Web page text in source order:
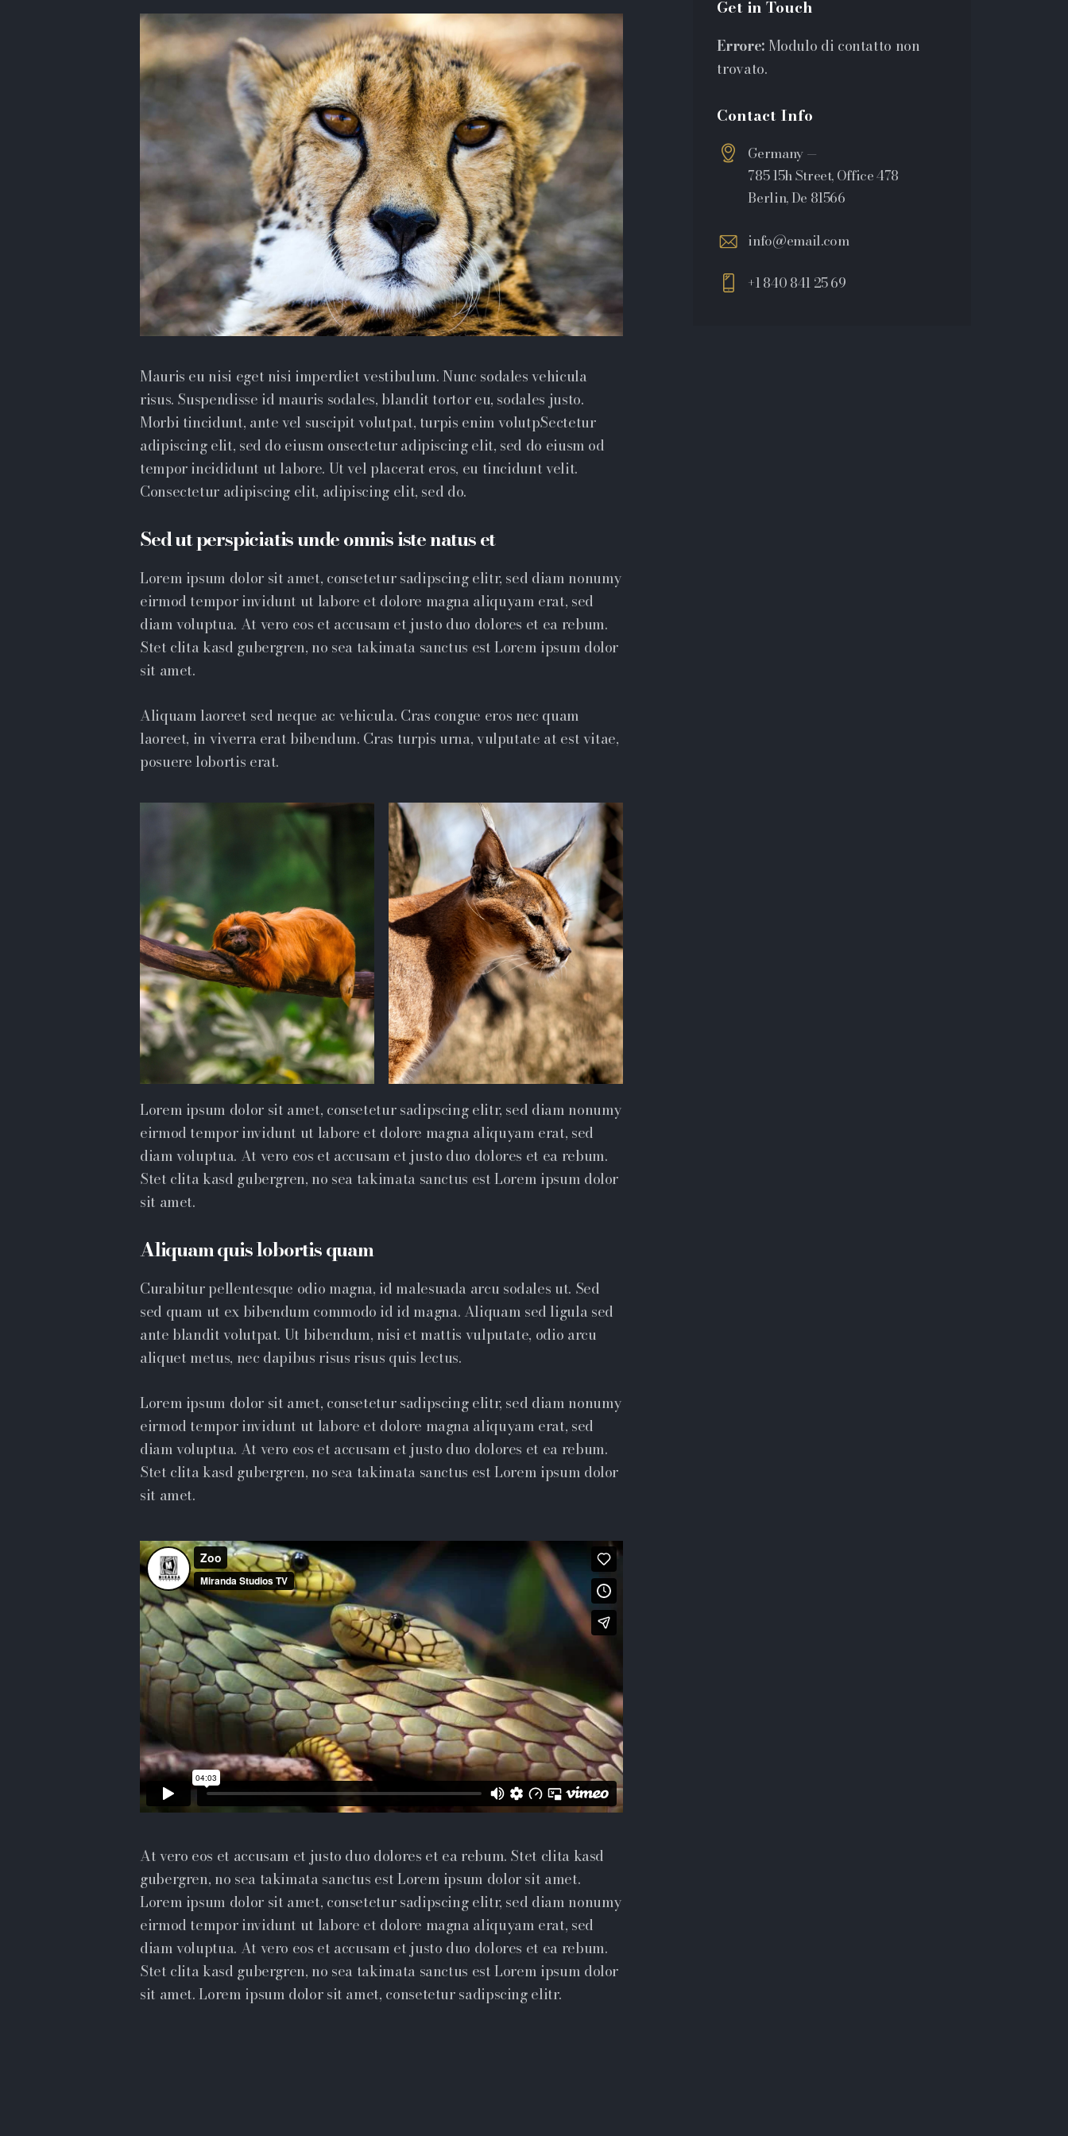
Mauris eu nisi eget nisi imperdiet vestibulum. Nunc sodales vehicula
risus. Suspendisse id mauris sodales, blandit tortor eu, sodales justo.
Morbi tincidunt, ante vel suscipit volutpat, turpis enim volutpSectetur
adipiscing elit, sed do eiusm onsectetur adipiscing elit, sed do eiusm od
tempor incididunt ut labore. Ut vel placerat eros, eu tincidunt velit.
Consectetur adipiscing elit, adipiscing elit, sed do.
Sed ut perspiciatis unde omnis iste natus et
Lorem ipsum dolor sit amet, consetetur sadipscing elitr, sed diam nonumy
eirmod tempor invidunt ut labore et dolore magna aliquyam erat, sed
diam voluptua. At vero eos et accusam et justo duo dolores et ea rebum.
Stet clita kasd gubergren, no sea takimata sanctus est Lorem ipsum dolor
sit amet.
Aliquam laoreet sed neque ac vehicula. Cras congue eros nec quam
laoreet, in viverra erat bibendum. Cras turpis urna, vulputate at est vitae,
posuere lobortis erat.
Lorem ipsum dolor sit amet, consetetur sadipscing elitr, sed diam nonumy
eirmod tempor invidunt ut labore et dolore magna aliquyam erat, sed
diam voluptua. At vero eos et accusam et justo duo dolores et ea rebum.
Stet clita kasd gubergren, no sea takimata sanctus est Lorem ipsum dolor
sit amet.
Aliquam quis lobortis quam
Curabitur pellentesque odio magna, id malesuada arcu sodales ut. Sed
sed quam ut ex bibendum commodo id id magna. Aliquam sed ligula sed
ante blandit volutpat. Ut bibendum, nisi et mattis vulputate, odio arcu
aliquet metus, nec dapibus risus risus quis lectus.
Lorem ipsum dolor sit amet, consetetur sadipscing elitr, sed diam nonumy
eirmod tempor invidunt ut labore et dolore magna aliquyam erat, sed
diam voluptua. At vero eos et accusam et justo duo dolores et ea rebum.
Stet clita kasd gubergren, no sea takimata sanctus est Lorem ipsum dolor
sit amet.
At vero eos et accusam et justo duo dolores et ea rebum. Stet clita kasd
gubergren, no sea takimata sanctus est Lorem ipsum dolor sit amet.
Lorem ipsum dolor sit amet, consetetur sadipscing elitr, sed diam nonumy
eirmod tempor invidunt ut labore et dolore magna aliquyam erat, sed
diam voluptua. At vero eos et accusam et justo duo dolores et ea rebum.
Stet clita kasd gubergren, no sea takimata sanctus est Lorem ipsum dolor
sit amet. Lorem ipsum dolor sit amet, consetetur sadipscing elitr.
Get in Touch
Errore:Modulo di contatto non
trovato.
Contact Info
Germany —
785 15h Street, Office 478
Berlin, De 81566
info@email.com
+1 840 841 25 69